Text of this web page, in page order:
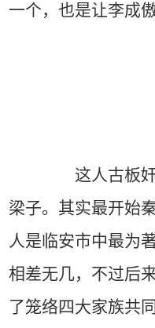
一个，也是让李成
这人古板奸诈
梁子。其实最开始
人是临安市中最为
相差无几，不过后
了笼络四大家族共